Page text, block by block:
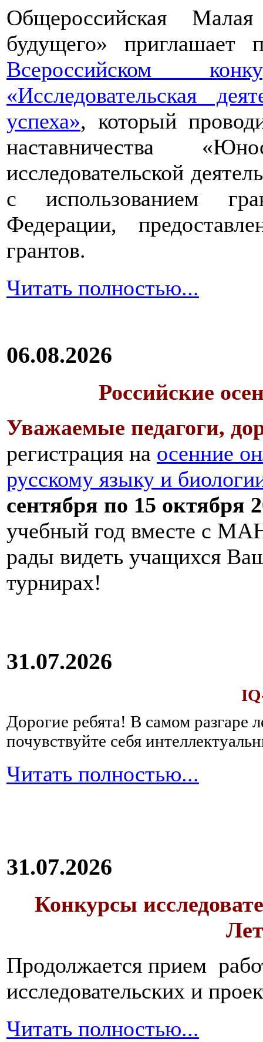
Общероссийская
будущего» приглашает
Всероссийском
«Исследовательская
успеха», который
наставничества
исследовательской
с использованием
Федерации,
грантов.
Читать полностью...
06.08.2026
Российские
Уважаемые педагоги,
регистрация на осенние
русскому языку и
сентября по 15 октября
учебный год вместе с
рады видеть учащихся
турнирах!
31.07.2026
Дорогие ребята! В самом разгаре
почувствуйте себя
Читать полностью...
31.07.2026
Конкурсы
Продолжается прием
исследовательских и
Читать полностью...